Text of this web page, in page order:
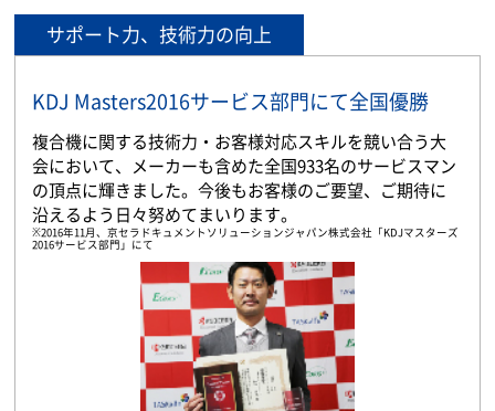
サポート力、技術力の向上
KDJ Masters2016サービス部門にて全国優勝
複合機に関する技術力・お客様対応スキルを競い合う大
会において、メーカーも含めた全国933名のサービスマン
の頂点に輝きました。今後もお客様のご要望、ご期待に
沿えるよう日々努めてまいります。
※2016年11月、京セラドキュメントソリューションジャパン株式会社「KDJマスターズ
2016サービス部門」にて